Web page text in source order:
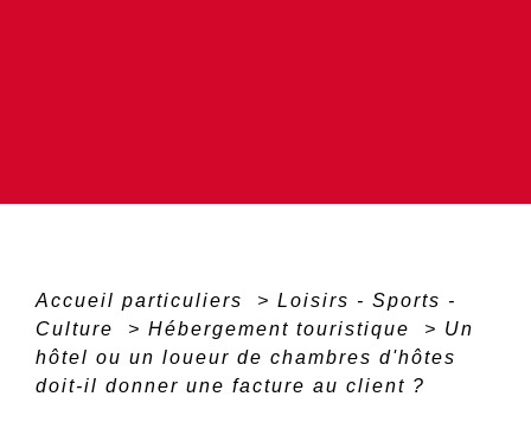
Accueil particuliers > Loisirs - Sports -
Culture
> Hébergement touristique > Un
hôtel ou un loueur de chambres d'hôtes
doit-il donner une facture au client ?